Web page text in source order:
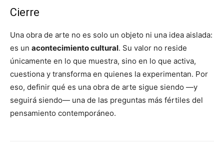
Cierre
Una obra de arte no es solo un objeto ni una idea aislada:
es un acontecimiento cultural. Su valor no reside
únicamente en lo que muestra, sino en lo que activa,
cuestiona y transforma en quienes la experimentan. Por
eso, definir qué es una obra de arte sigue siendo —y
seguirá siendo— una de las preguntas más fértiles del
pensamiento contemporáneo.